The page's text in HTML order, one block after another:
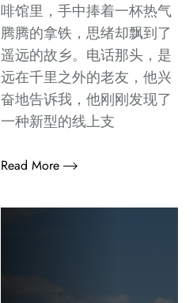
啡馆里，手中捧着一杯热气
腾腾的拿铁，思绪却飘到了
遥远的故乡。电话那头，是
远在千里之外的老友，他兴
奋地告诉我，他刚刚发现了
一种新型的线上支
Read More